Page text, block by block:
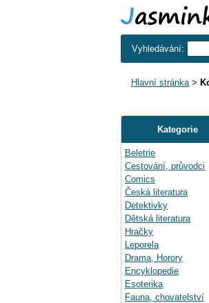
Vyhledávání:
Hlavní stránka>
Kategorie
Beletrie
Cestování, průvodci
Comics
Česká literatura
Detektivky
Dětská literatura
Hračky
Leporela
Drama, Horory
Encyklopedie
Esoterika
Fauna, chovatelství